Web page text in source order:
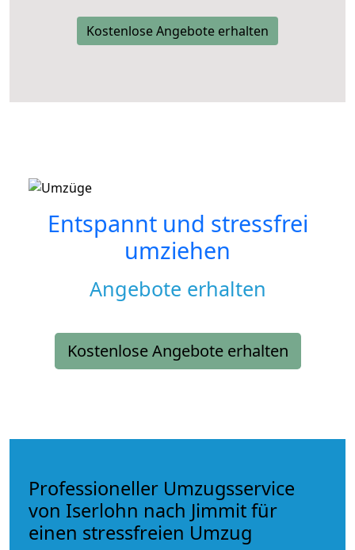
Kostenlose Angebote erhalten
Entspannt und stressfrei
umziehen
Angebote erhalten
Kostenlose Angebote erhalten
Professioneller Umzugsservice
von Iserlohn nach Jimmit für
einen stressfreien Umzug